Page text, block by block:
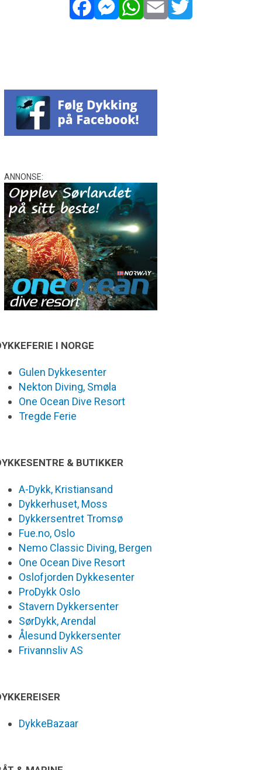
ANNONSE:
I NORGE
Gulen Dykkesenter
Nekton Diving, Smøla
One Ocean Dive Resort
Tregde Ferie
& BUTIKKER
A-Dykk, Kristiansand
Dykkerhuset, Moss
Dykkersentret Tromsø
Fue.no, Oslo
Nemo Classic Diving, Bergen
One Ocean Dive Resort
Oslofjorden Dykkesenter
ProDykk Oslo
Stavern Dykkersenter
SørDykk, Arendal
Ålesund Dykkersenter
Frivannsliv AS
DykkeBazaar